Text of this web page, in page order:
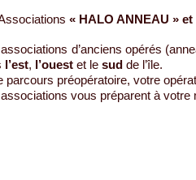
« HALO ANNEAU » et
d’anciens opérés
l’est, l’ouest et le sud de l’île.
parcours préopératoire, votre
vous préparent à votre